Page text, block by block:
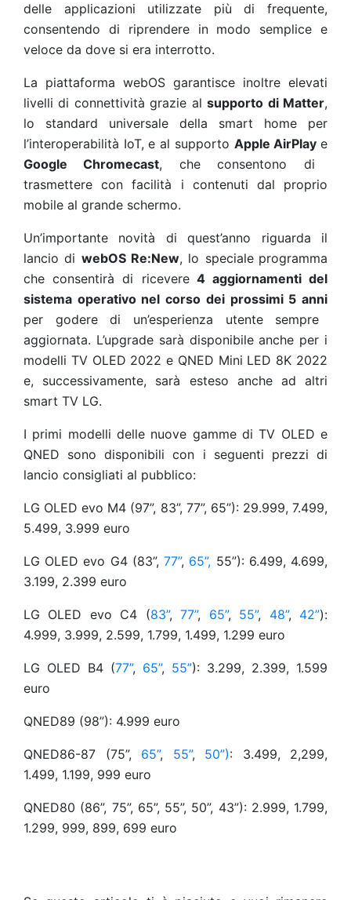
delle applicazioni utilizzate più di frequente,
consentendo di riprendere in modo semplice e
veloce da dove si era interrotto.
La piattaforma webOS garantisce inoltre elevati
livelli di connettività grazie alsupporto di Matter,
lo standard universale della smart home per
l’interoperabilità IoT, e al supporto Apple AirPlaye
Google Chromecast, che consentono di
trasmettere con facilità i contenuti dal proprio
mobile al grande schermo.
Un’importante novità di quest’anno riguarda il
lancio di webOS Re:New, lo speciale programma
che consentirà di ricevere4 aggiornamenti del
sistema operativo nel corso dei prossimi 5 anni
per godere di un’esperienza utente sempre
aggiornata. L’upgrade sarà disponibile anche per i
modelli TV OLED 2022 e QNED Mini LED 8K 2022
e, successivamente, sarà esteso anche ad altri
smart TV LG.
I primi modelli delle nuove gamme di TV OLED e
QNED sono disponibili con i seguenti prezzi di
lancio consigliati al pubblico:
LG OLED evo M4 (97”, 83”, 77”, 65”): 29.999, 7.499,
5.499, 3.999 euro
LG OLED evo G4 (83”,77”, 65”, 55”): 6.499, 4.699,
3.199, 2.399 euro
LG OLED evo C4 (83”,77”, 65”, 55”, 48”, 42”):
4.999, 3.999, 2.599, 1.799, 1.499, 1.299 euro
LG OLED B4 (77”, 65”, 55”): 3.299, 2.399, 1.599
euro
QNED89 (98”): 4.999 euro
QNED86-87 (75”, 65”, 55”, 50”): 3.499, 2,299,
1.499, 1.199, 999 euro
QNED80 (86”, 75”, 65”, 55”, 50”, 43”): 2.999, 1.799,
1.299, 999, 899, 699 euro